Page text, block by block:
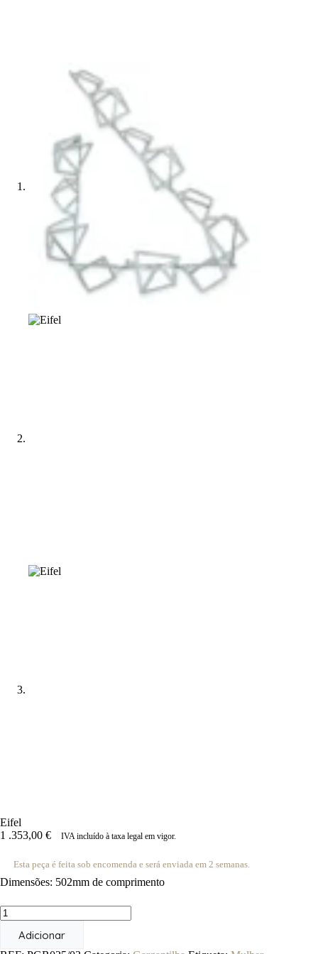
Eifel
1 .353,00 € IVA incluído à taxa legal em vigor.
Esta peça é feita sob encomenda e será enviada em 2 semanas.
Dimensões: 502mm de comprimento
Quantidade
de
EifelAdicionar